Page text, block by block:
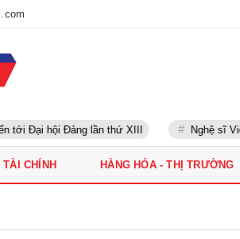
Đại hội Đảng lần thứ XIII Nghệ sĩ Việt
CHÍNH HÀNG HÓA - THỊ TRƯỜNG